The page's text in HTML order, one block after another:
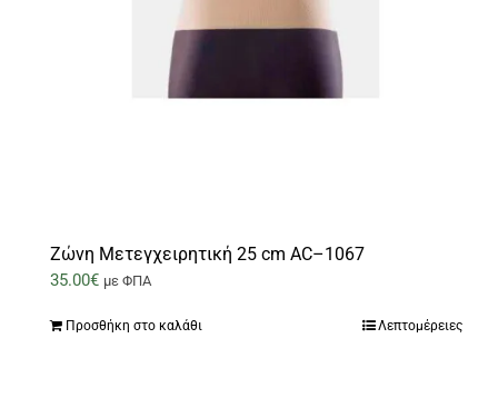
Ζώνη Μετεγχειρητική 25 cm AC–1067
35.00€ με ΦΠΑ
Προσθήκη στο καλάθι Λεπτομέρειες